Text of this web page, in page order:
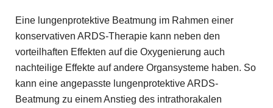
Eine lungenprotektive Beatmung im Rahmen einer
konservativen ARDS-Therapie kann neben den
vorteilhaften Effekten auf die Oxygenierung auch
nachteilige Effekte auf andere Organsysteme haben. So
kann eine angepasste lungenprotektive ARDS-
Beatmung zu einem ­Anstieg des intrathorakalen